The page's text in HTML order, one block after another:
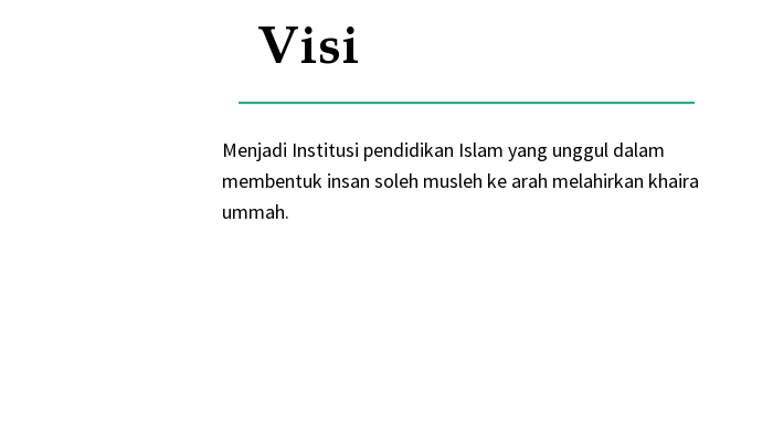
Visi
Menjadi Institusi pendidikan Islam yang unggul dalam
membentuk insan soleh musleh ke arah melahirkan khaira
ummah.​